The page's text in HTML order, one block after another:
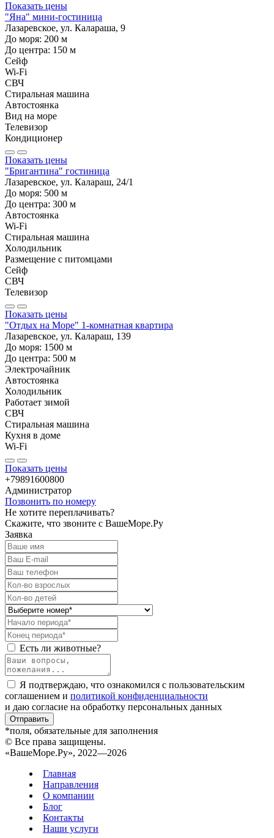
Показать цены
"Яна" мини-гостиница
Лазаревское, ул. Калараша, 9
До моря: 200 м
До центра: 150 м
Сейф
Wi-Fi
СВЧ
Стиральная машина
Автостоянка
Вид на море
Телевизор
Кондиционер
Показать цены
"Бригантина" гостиница
Лазаревское, ул. Калараш, 24/1
До моря: 500 м
До центра: 300 м
Автостоянка
Wi-Fi
Стиральная машина
Холодильник
Размещение с питомцами
Сейф
СВЧ
Телевизор
Показать цены
"Отдых на Море" 1-комнатная квартира
Лазаревское, ул. Калараш, 139
До моря: 1500 м
До центра: 500 м
Электрочайник
Автостоянка
Холодильник
Работает зимой
СВЧ
Стиральная машина
Кухня в доме
Wi-Fi
Показать цены
+79891600800
Администратор
Позвонить по номеру
Не хотите переплачивать?
Скажите, что звоните с ВашеМоре.Ру
Заявка
Есть ли животные?
Я подтверждаю, что ознакомился с пользовательским
соглашением и политикой конфиденциальности
и даю согласие на обработку персональных данных
Отправить
*поля, обязательные для заполнения
© Все права защищены.
«ВашеМоре.Ру», 2022—2026
Главная
Направления
О компании
Блог
Контакты
Наши услуги